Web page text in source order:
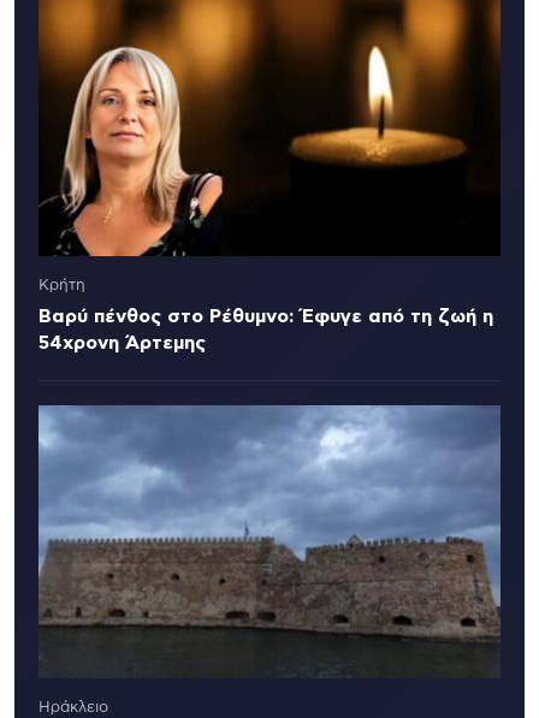
Κρήτη
Βαρύ πένθος στο Ρέθυμνο: Έφυγε από τη ζωή η
54χρονη Άρτεμης
Ηράκλειο